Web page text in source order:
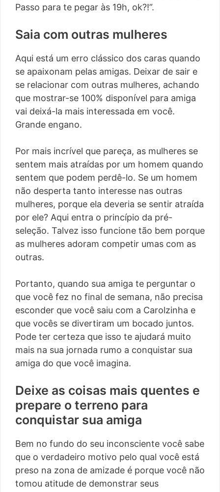
Passo para te pegar às 19h, ok?!”.
Saia com outras mulheres
Aqui está um erro clássico dos caras quando
se apaixonam pelas amigas. Deixar de sair e
se relacionar com outras mulheres, achando
que mostrar-se 100% disponível para amiga
vai deixá-la mais interessada em você.
Grande engano.
Por mais incrível que pareça, as mulheres se
sentem mais atraídas por um homem quando
sentem que podem perdê-lo. Se um homem
não desperta tanto interesse nas outras
mulheres, porque ela deveria se sentir atraída
por ele? Aqui entra o princípio da pré-
seleção. Talvez isso funcione tão bem porque
as mulheres adoram competir umas com as
outras.
Portanto, quando sua amiga te perguntar o
que você fez no final de semana, não precisa
esconder que você saiu com a Carolzinha e
que vocês se divertiram um bocado juntos.
Pode ter certeza que isso te ajudará muito
mais na sua jornada rumo a conquistar sua
amiga do que você imagina.
Deixe as coisas mais quentes e
prepare o terreno para
conquistar sua amiga
Bem no fundo do seu inconsciente você sabe
que o verdadeiro motivo pelo qual você está
preso na zona de amizade é porque você não
tomou atitude de demonstrar seus